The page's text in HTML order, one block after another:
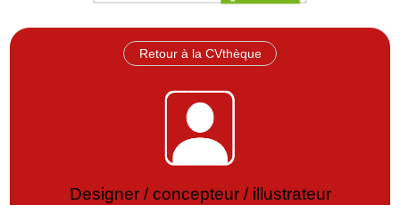
Retour à la CVthèque
Designer / concepteur / illustrateur